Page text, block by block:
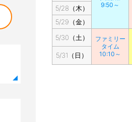
9:50～
5/28（木）
5/29（金）
5/30（土）
ファミリー
タイム
10:10～
5/31（日）